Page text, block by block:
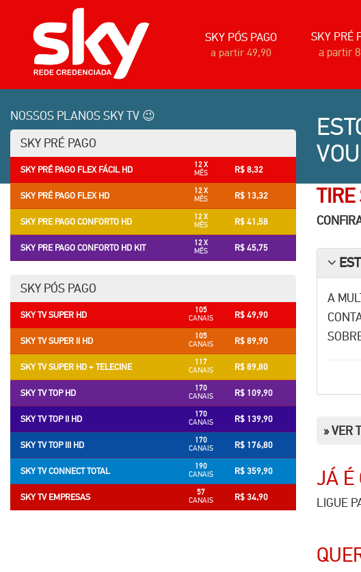
SKY PÓS PAGO
a partir 49,90
SKY PRÉ
a partir
NOSSOS PLANOS SKY TV 😉
SKY PRÉ PAGO
SKY PRÉ PAGO FLEX FÁCIL HD
12 X
MÊS
R$ 8,32
SKY PRÉ PAGO FLEX HD
12 X
MÊS
R$ 13,32
SKY PRE PAGO CONFORTO HD
12 X
MÊS
R$ 41,58
SKY PRE PAGO CONFORTO HD KIT
12 X
MÊS
R$ 45,75
SKY PÓS PAGO
SKY TV SUPER HD
105
CANAIS
R$ 49,90
SKY TV SUPER II HD
105
CANAIS
R$ 89,90
SKY TV SUPER HD + TELECINE
117
CANAIS
R$ 89,80
SKY TV TOP HD
170
CANAIS
R$ 109,90
SKY TV TOP II HD
170
CANAIS
R$ 139,90
SKY TV TOP III HD
170
CANAIS
R$ 176,80
SKY TV CONNECT TOTAL
190
CANAIS
R$ 359,90
SKY TV EMPRESAS
57
CANAIS
R$ 34,90
TIRE
A
» VER
JÁ É
LIGUE